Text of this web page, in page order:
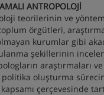
ANTROPOLOJİ
teorilerinin ve
örgütleri,
kurumlar gibi
şekillerinin
araştırmaları
politika oluşturma
çerçevesinde